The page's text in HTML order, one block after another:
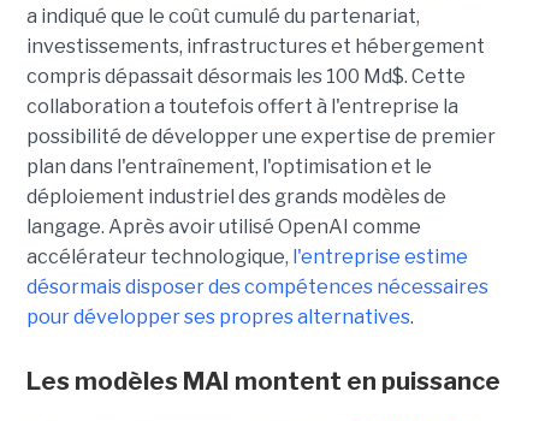
a indiqué que le coût cumulé du partenariat,
investissements, infrastructures et hébergement
compris dépassait désormais les 100 Md$. Cette
collaboration a toutefois offert à l'entreprise la
possibilité de développer une expertise de premier
plan dans l'entraînement, l'optimisation et le
déploiement industriel des grands modèles de
langage. Après avoir utilisé OpenAI comme
accélérateur technologique, l'entreprise estime
désormais disposer des compétences nécessaires
pour développer ses propres alternatives.
Les modèles MAI montent en puissance